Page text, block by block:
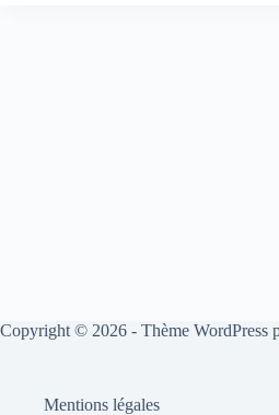
Copyright © 2026 - Thème WordPress
Mentions légales